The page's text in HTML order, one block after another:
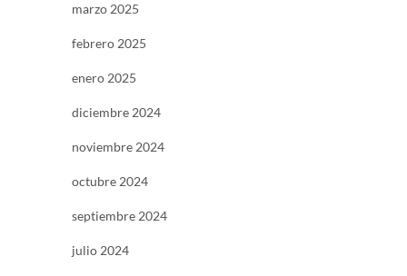
marzo 2025
febrero 2025
enero 2025
diciembre 2024
noviembre 2024
octubre 2024
septiembre 2024
julio 2024